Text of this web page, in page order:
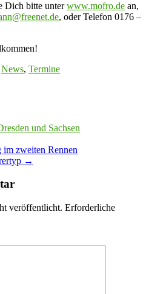
Dich bitte unterwww.mofro.de an,
, oder Telefon 0176 –
News, Termine
im zweiten Rennen
→
veröffentlicht. Erforderliche